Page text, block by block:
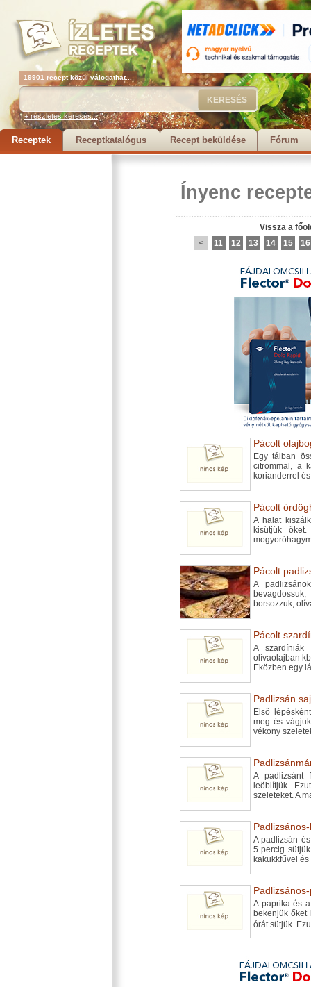
19901 recept közül válogathat...
+ részletes keresés...
Receptek Receptkatalógus Recept beküldése Fórum
Ínyenc
Vissza a
<
11 12 13 14 15 16
Pácolt
Egy tálban
citrommal, a
korianderrel
Pácolt
A halat
kisütjük
Pácolt
A
borsozzuk,
Pácolt
A szardíniák
olívaolajban
Eközben egy
Padlizsán
Első
meg és
vékony
A padlizsánt
leöblítjük.
szeleteket. A
A padlizsán
5 percig
kakukkfűvel
A paprika és
bekenjük őket
órát sütjük.